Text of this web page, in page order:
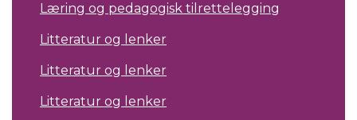
Læring og pedagogisk tilrettelegging
Litteratur og lenker
Litteratur og lenker
Litteratur og lenker